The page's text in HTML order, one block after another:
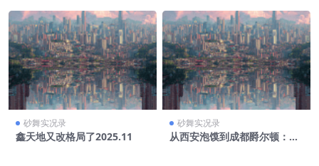
砂舞实况录
鑫天地又改格局了2025.11
砂舞实况录
从西安泡馍到成都爵尔顿：夜